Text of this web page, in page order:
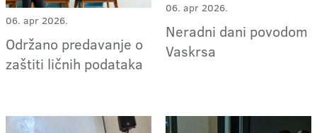
06. apr 2026.
Održano predavanje o
zaštiti ličnih podataka
06. apr 2026.
Neradni dani povodom
Vaskrsa